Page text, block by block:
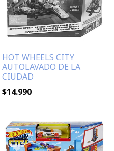
HOT WHEELS CITY
AUTOLAVADO DE LA
CIUDAD
$14.990